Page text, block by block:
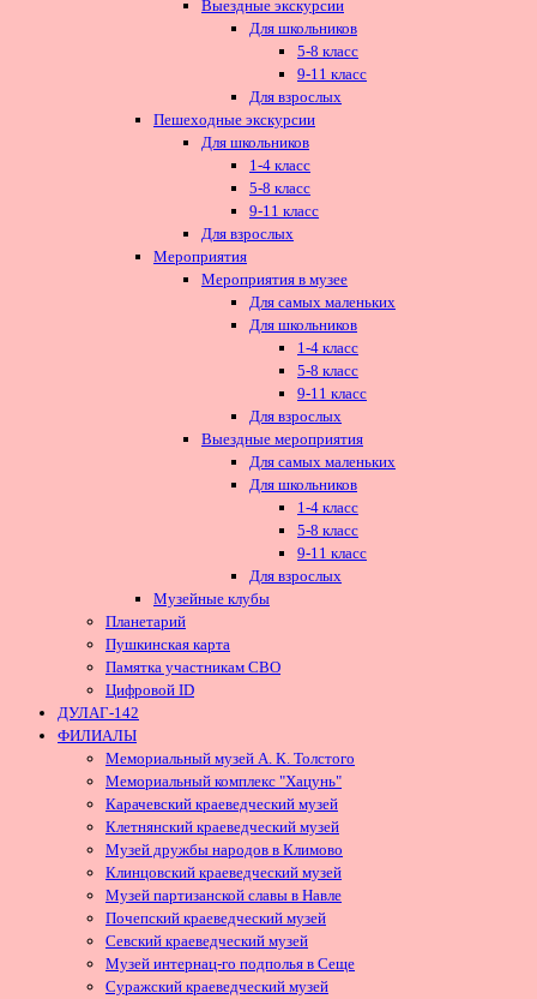
Выездные экскурсии
Для школьников
5-8 класс
9-11 класс
Для взрослых
Пешеходные экскурсии
Для школьников
1-4 класс
5-8 класс
9-11 класс
Для взрослых
Мероприятия
Мероприятия в музее
Для самых маленьких
Для школьников
1-4 класс
5-8 класс
9-11 класс
Для взрослых
Выездные мероприятия
Для самых маленьких
Для школьников
1-4 класс
5-8 класс
9-11 класс
Для взрослых
Музейные клубы
Планетарий
Пушкинская карта
Памятка участникам СВО
Цифровой ID
ДУЛАГ-142
ФИЛИАЛЫ
Мемориальный музей А. К. Толстого
Мемориальный комплекс "Хацунь"
Карачевский краеведческий музей
Клетнянский краеведческий музей
Музей дружбы народов в Климово
Клинцовский краеведческий музей
Музей партизанской славы в Навле
Почепский краеведческий музей
Севский краеведческий музей
Музей интернац-го подполья в Сеще
Суражский краеведческий музей